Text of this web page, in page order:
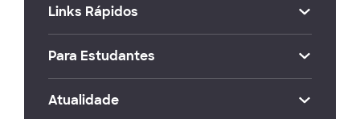
Links Rápidos
Para Estudantes
Atualidade